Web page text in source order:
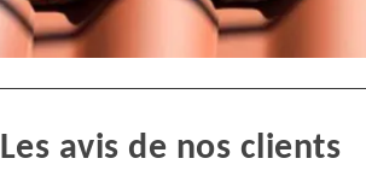
Les avis de nos clients